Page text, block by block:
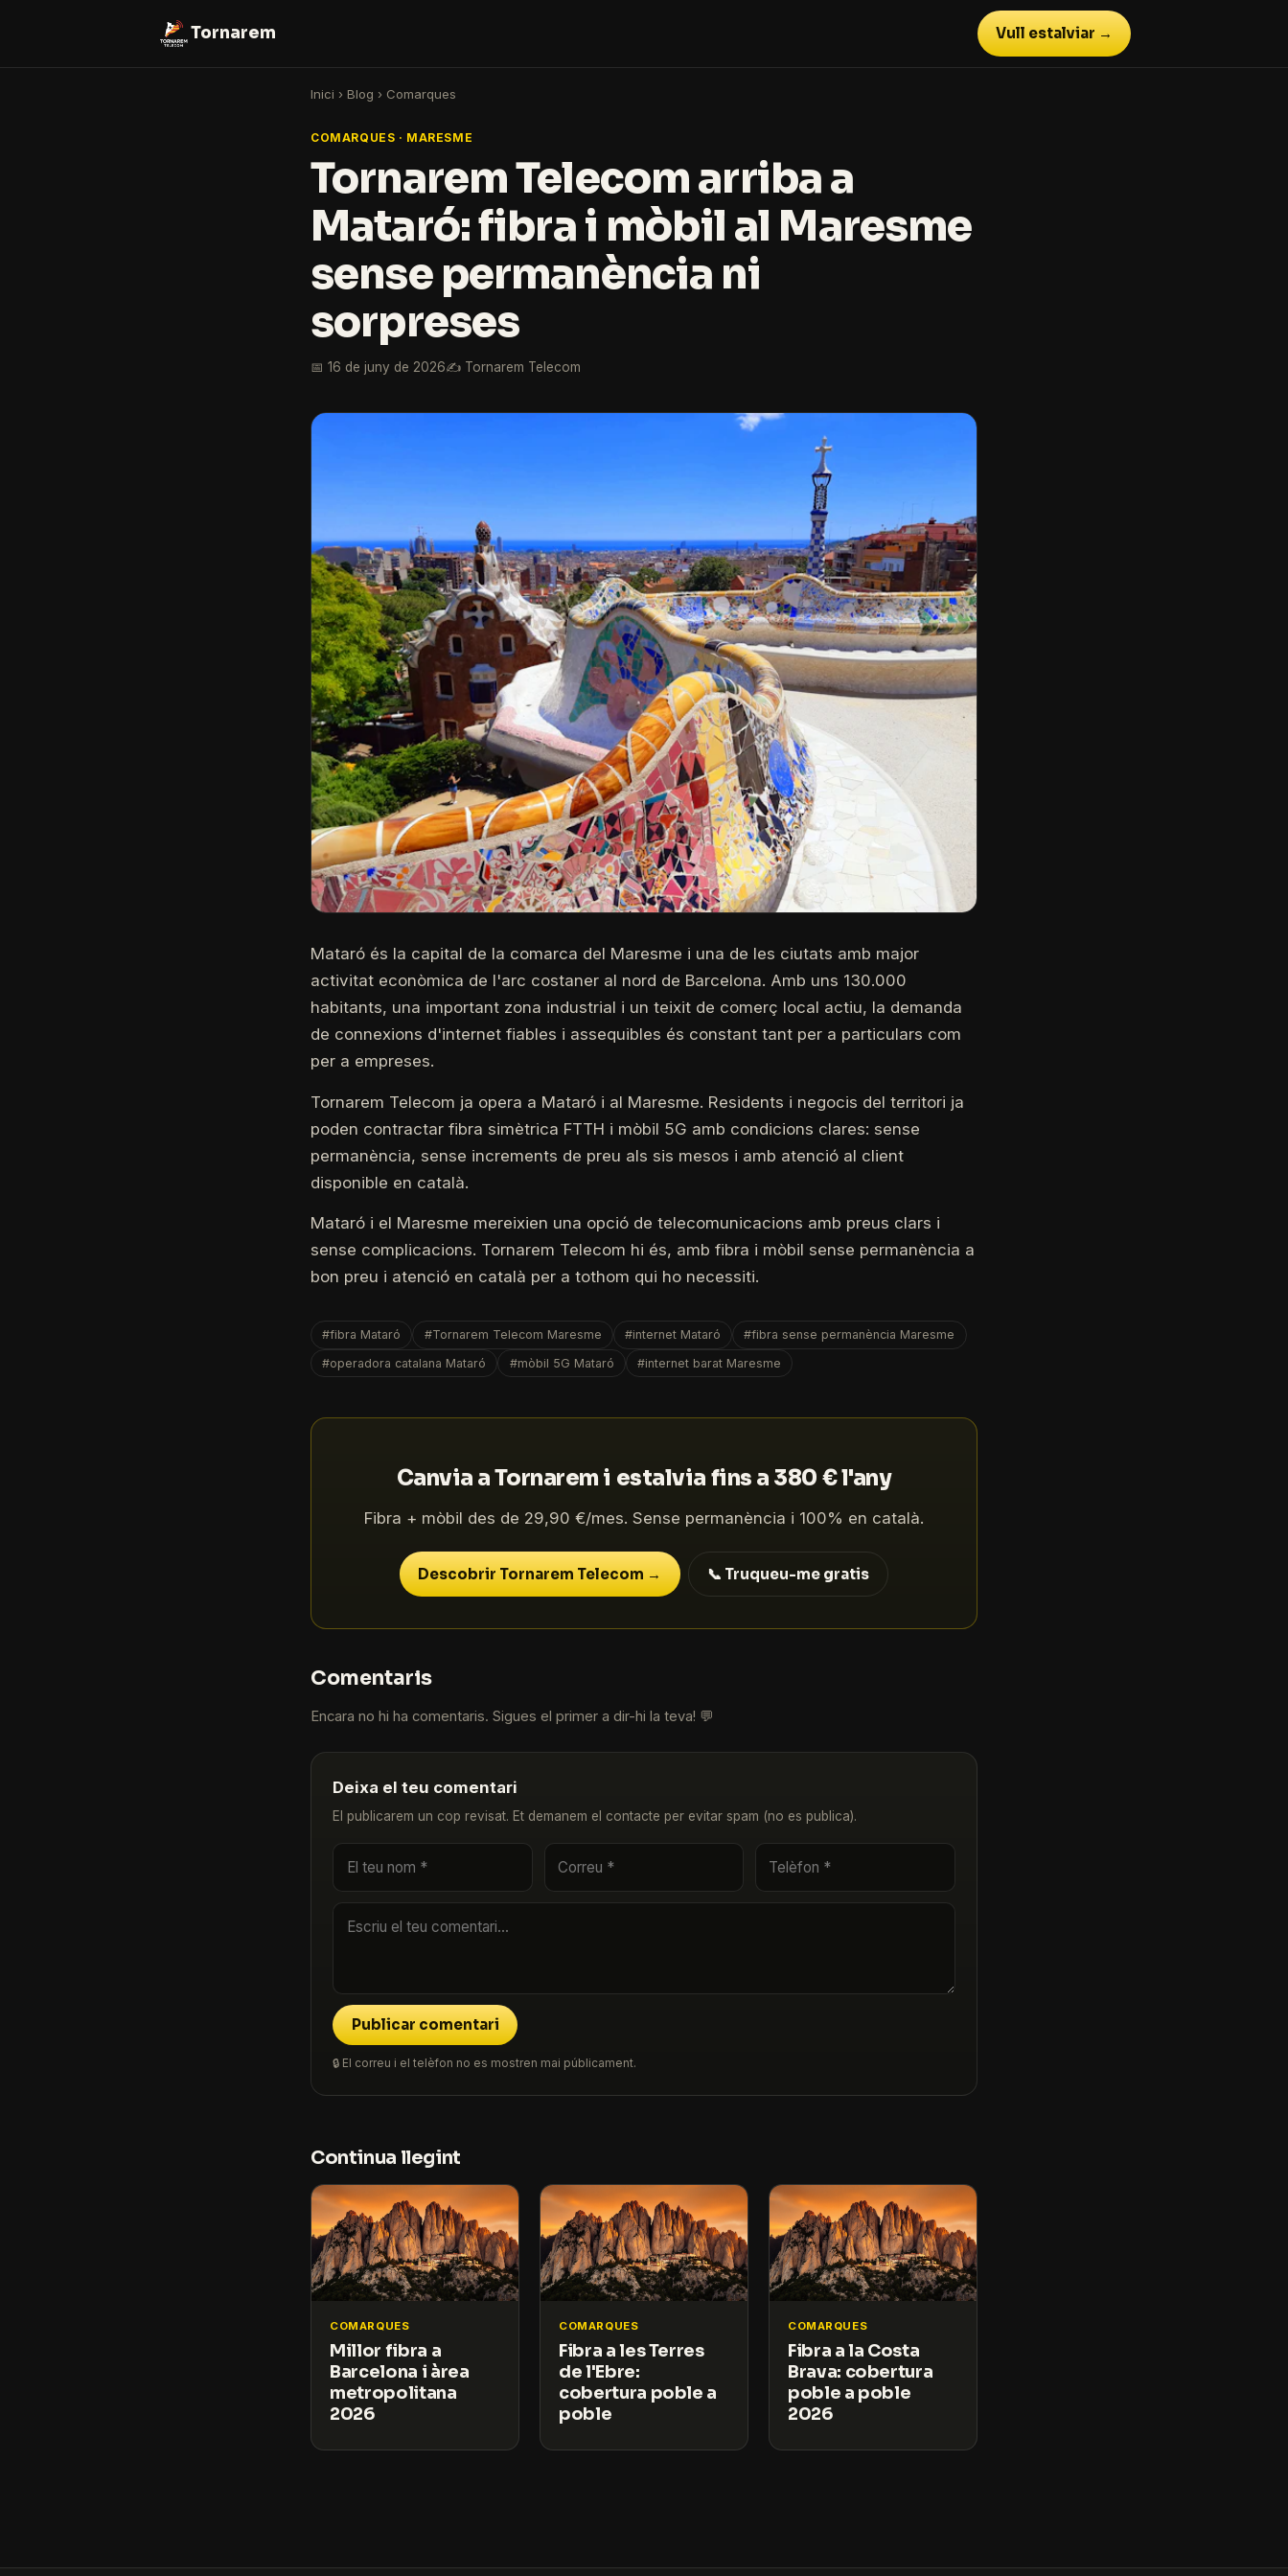
Tornarem Vull estalviar →
Inici › Blog › Comarques
COMARQUES · MARESME
Tornarem Telecom arriba a
Mataró: fibra i mòbil al Maresme
sense permanència ni
sorpreses
📅 16 de juny de 2026✍️ Tornarem Telecom
Mataró és la capital de la comarca del Maresme i una de les ciutats amb major
activitat econòmica de l'arc costaner al nord de Barcelona. Amb uns 130.000
habitants, una important zona industrial i un teixit de comerç local actiu, la demanda
de connexions d'internet fiables i assequibles és constant tant per a particulars com
per a empreses.
Tornarem Telecom ja opera a Mataró i al Maresme. Residents i negocis del territori ja
poden contractar fibra simètrica FTTH i mòbil 5G amb condicions clares: sense
permanència, sense increments de preu als sis mesos i amb atenció al client
disponible en català.
Mataró i el Maresme mereixien una opció de telecomunicacions amb preus clars i
sense complicacions. Tornarem Telecom hi és, amb fibra i mòbil sense permanència a
bon preu i atenció en català per a tothom qui ho necessiti.
#fibra Mataró #Tornarem Telecom Maresme #internet Mataró
#fibra sense permanència Maresme
#operadora catalana Mataró
#mòbil 5G Mataró #internet barat Maresme
Canvia a Tornarem i estalvia fins a 380 € l'any
Fibra + mòbil des de 29,90 €/mes. Sense permanència i 100% en català.
Descobrir Tornarem Telecom → 📞 Truqueu-me gratis
Comentaris
Encara no hi ha comentaris. Sigues el primer a dir-hi la teva! 💬
Deixa el teu comentari
El publicarem un cop revisat. Et demanem el contacte per evitar spam (no es publica).
Publicar comentari
🔒 El correu i el telèfon no es mostren mai públicament.
Continua llegint
COMARQUES
Millor fibra a
Barcelona i àrea
metropolitana
2026
COMARQUES
Fibra a les Terres
de l'Ebre:
cobertura poble a
poble
COMARQUES
Fibra a la Costa
Brava: cobertura
poble a poble
2026